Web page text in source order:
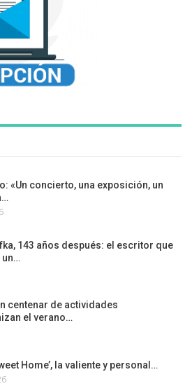
«Un concierto, una exposición, un
143 años después: el escritor que
centenar de actividades
el verano…
Home’, la valiente y personal…